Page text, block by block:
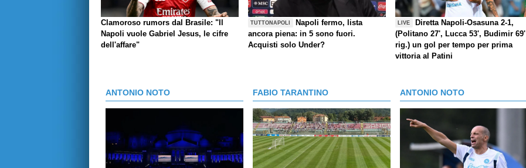
Clamoroso rumors dal Brasile: "Il
Napoli vuole Gabriel Jesus, le cifre
dell'affare"
TUTTONAPOLI
Napoli fermo, lista
ancora piena: in 5 sono fuori.
Acquisti solo Under?
LIVE
Diretta Napoli-Osasuna 2-1,
(Politano 27', Lucca 53', Budimir 69'
rig.) un gol per tempo per prima
vittoria al Patini
ANTONIO NOTO FABIO TARANTINO ANTONIO NOTO